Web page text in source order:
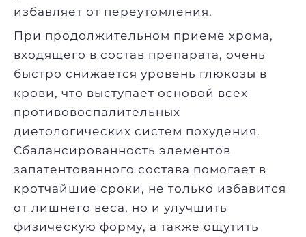
избавляет от переутомления.
При продолжительном приеме хрома,
входящего в состав препарата, очень
быстро снижается уровень глюкозы в
крови, что выступает основой всех
противовоспалительных
диетологических систем похудения.
Сбалансированность элементов
запатентованного состава помогает в
кротчайшие сроки, не только избавится
от лишнего веса, но и улучшить
физическую форму, а также ощутить